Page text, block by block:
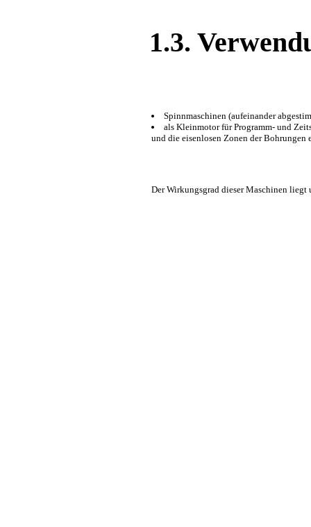
1.3.
Spinnmaschinen (aufeinander
als Kleinmotor für Programm- und
und die eisenlosen Zonen der Bohrungen
Der Wirkungsgrad dieser Maschinen liegt